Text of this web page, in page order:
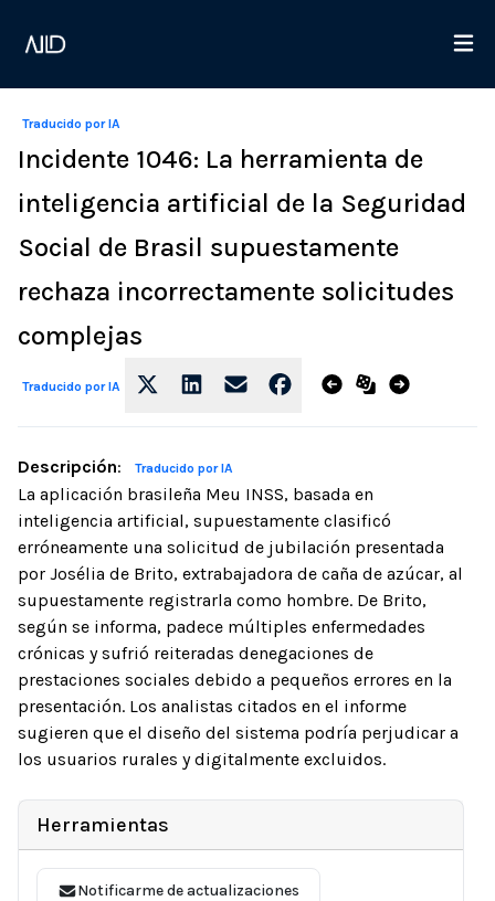
Traducido por IA
Incidente 1046: La herramienta de
inteligencia artificial de la Seguridad
Social de Brasil supuestamente
rechaza incorrectamente solicitudes
complejas
Traducido por IA
Descripción: Traducido por IA
La aplicación brasileña Meu INSS, basada en
inteligencia artificial, supuestamente clasificó
erróneamente una solicitud de jubilación presentada
por Josélia de Brito, extrabajadora de caña de azúcar, al
supuestamente registrarla como hombre. De Brito,
según se informa, padece múltiples enfermedades
crónicas y sufrió reiteradas denegaciones de
prestaciones sociales debido a pequeños errores en la
presentación. Los analistas citados en el informe
sugieren que el diseño del sistema podría perjudicar a
los usuarios rurales y digitalmente excluidos.
Herramientas
Notificarme de actualizaciones